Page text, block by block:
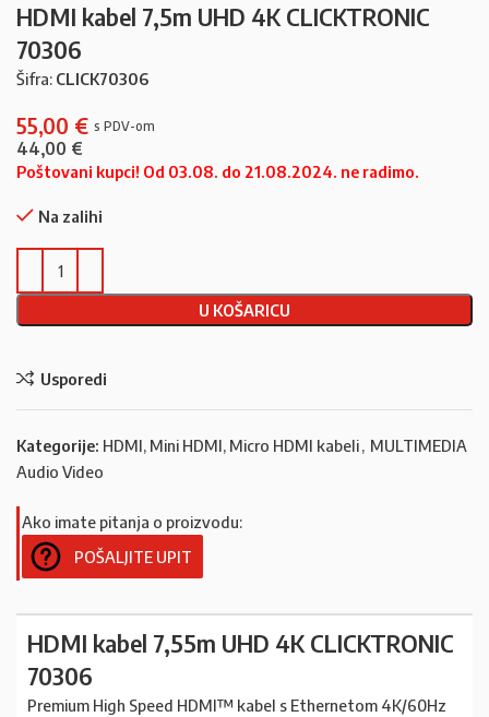
HDMI kabel 7,5m UHD 4K CLICKTRONIC
70306
Šifra: CLICK70306
55,00 €
44,00 €
Poštovani kupci! Od 03.08. do 21.08.2024. ne radimo.
Na zalihi
U KOŠARICU
Usporedi
Kategorije: HDMI, Mini HDMI, Micro HDMI kabeli, MULTIMEDIA
Audio Video
Ako imate pitanja o proizvodu:
POŠALJITE UPIT
HDMI kabel 7,55m UHD 4K CLICKTRONIC
70306
Premium High Speed ​​​​HDMI™ kabel s Ethernetom 4K/60Hz